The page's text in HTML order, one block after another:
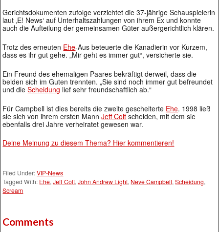
Gerichtsdokumenten zufolge verzichtet die 37-jährige Schauspielerin
laut ‚E! News‘ auf Unterhaltszahlungen von ihrem Ex und konnte
auch die Aufteilung der gemeinsamen Güter außergerichtlich klären.
Trotz des erneuten Ehe-Aus beteuerte die Kanadierin vor Kurzem,
dass es ihr gut gehe. „Mir geht es immer gut“, versicherte sie.
Ein Freund des ehemaligen Paares bekräftigt derweil, dass die
beiden sich im Guten trennten. „Sie sind noch immer gut befreundet
und dieScheidung lief sehr freundschaftlich ab.“
Für Campbell ist dies bereits die zweite gescheiterte Ehe. 1998 ließ
sie sich von ihrem ersten MannJeff Coltscheiden, mit dem sie
ebenfalls drei Jahre verheiratet gewesen war.
Deine Meinung zu diesem Thema? Hier kommentieren!
Filed Under:VIP-News
Tagged With: Ehe,Jeff Colt,John Andrew Light, Neve Campbell,Scheidung,
Scream
Comments